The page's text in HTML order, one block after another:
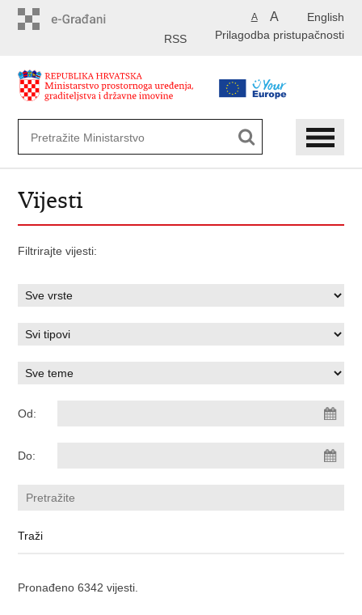
English
A A
Prilagodba pristupačnosti
RSS
Vijesti
Filtrirajte vijesti:
Od:
Do:
Pronađeno 6342 vijesti.